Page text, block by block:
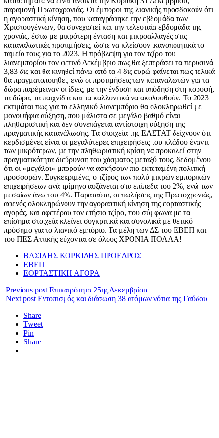
παραμονή Πρωτοχρονιάς. Οι έμποροι της λιανικής προσδοκούν ότι
η αγοραστική κίνηση, που καταγράφηκε την εβδομάδα των
Χριστουγέννων, θα συνεχιστεί και την τελευταία εβδομάδα της
χρονιάς, έστω με μικρότερη ένταση και μικροαλλαγές στις
καταναλωτικές προτιμήσεις, ώστε να κλείσουν ικανοποιητικά το
ταμείο τους για το 2023. Η πρόβλεψη για τον τζίρο του
λιανεμπορίου τον φετινό Δεκέμβριο πως θα ξεπεράσει τα περυσινά
3,83 δις και θα κινηθεί πάνω από τα 4 δις ευρώ φαίνεται πως τελικά
θα πραγματοποιηθεί, ενώ οι προτιμήσεις των καταναλωτών για τα
δώρα παρέμειναν οι ίδιες, με την ένδυση και υπόδηση στη κορυφή,
τα δώρα, τα παιχνίδια και τα καλλυντικά να ακολουθούν. Το 2023
εκτιμάται πως για το ελληνικό λιανεµπόριο θα ολοκληρωθεί με
µονοψήφια αύξηση, που μάλιστα σε µεγάλο βαθµό είναι
πληθωριστική και δεν συνεπάγεται αντίστοιχη αύξηση της
πραγµατικής κατανάλωσης. Τα στοιχεία της ΕΛΣΤΑΤ δείχνουν ότι
κερδισµένες είναι οι µεγαλύτερες επιχειρήσεις του κλάδου έναντι
των μικρότερων, µε την πληθωριστική κρίση να προκαλεί στην
πραγµατικότητα διεύρυνση του χάσµατος µεταξύ τους, δεδομένου
ότι οι «μεγάλοι» μπορούν να ασκήσουν πιο εκτεταμένη πολιτική
προσφορών. Συγκεκριμένα, ο τζίρος των πολύ μικρών εμπορικών
επιχειρήσεων ανά τρίμηνο αυξάνεται στα επίπεδα του 2%, ενώ των
μεσαίων άνω του 4%. Παραταύτα, οι πωλήσεις της Πρωτοχρονιάς,
αφενός ολοκληρώνουν την αγοραστική κίνηση της εορταστικής
αγοράς, και αφετέρου τον ετήσιο τζίρο, που σύμφωνα με τα
επίσημα στοιχεία κλείνει συγκριτικά και συνολικά με θετικό
πρόσημο για το λιανικό εμπόριο. Τα μέλη των ΔΣ του ΕΒΕΠ και
του ΠΕΣ Αττικής εύχονται σε όλους ΧΡΟΝΙΑ ΠΟΛΛΑ!
ΒΑΣΙΛΗΣ ΚΟΡΚΙΔΗΣ ΠΡΟΕΔΡΟΣ
ΕΒΕΠ
ΕΟΡΤΑΣΤΙΚΗ ΑΓΟΡΑ
Previous post Επικαιρότητα 25ης Δεκεμβρίου
Next post Εντοπισμός και διάσωση 38 ατόμων νότια της Γαύδου
Share
Tweet
Pin
Share